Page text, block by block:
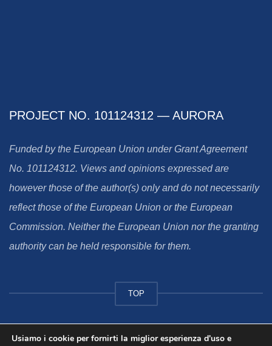
PROJECT NO. 101124312 — AURORA
Funded by the European Union under Grant Agreement
No. 101124312. Views and opinions expressed are
however those of the author(s) only and do not necessarily
reflect those of the European Union or the European
Commission. Neither the European Union nor the granting
authority can be held responsible for them.
TOP
© 2025 - Università degli Studi “Federico II”, Aurora Team
Usiamo i cookie per fornirti la miglior esperienza d'uso e